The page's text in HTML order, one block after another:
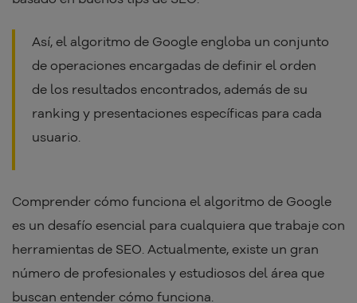
Así, el algoritmo de Google engloba un conjunto
de operaciones encargadas de definir el orden
de los resultados encontrados, además de su
ranking y presentaciones específicas para cada
usuario.
Comprender cómo funciona el algoritmo de Google
es un desafío esencial para cualquiera que trabaje con
herramientas de SEO. Actualmente, existe un gran
número de profesionales y estudiosos del área que
buscan entender cómo funciona.